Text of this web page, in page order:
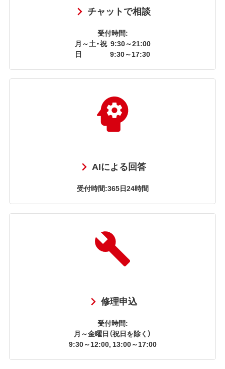
チャットで相談
受付時間:
月～土・祝 9:30～21:00
日
9:30～17:30
AIによる回答
受付時間:365日24時間
修理申込
受付時間:
月～金曜日（祝日を除く）
9:30～12:00, 13:00～17:00